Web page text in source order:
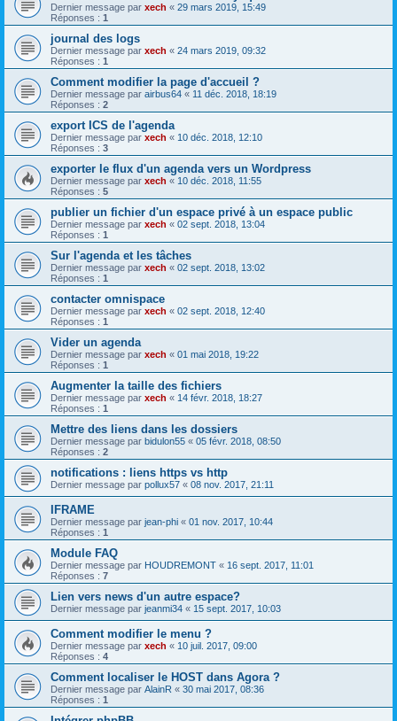
Dernier message par xech « 29 mars 2019, 15:49
Réponses : 1
journal des logs
Dernier message par xech « 24 mars 2019, 09:32
Réponses : 1
Comment modifier la page d'accueil ?
Dernier message par airbus64 « 11 déc. 2018, 18:19
Réponses : 2
export ICS de l'agenda
Dernier message par xech « 10 déc. 2018, 12:10
Réponses : 3
exporter le flux d'un agenda vers un Wordpress
Dernier message par xech « 10 déc. 2018, 11:55
Réponses : 5
publier un fichier d'un espace privé à un espace public
Dernier message par xech « 02 sept. 2018, 13:04
Réponses : 1
Sur l'agenda et les tâches
Dernier message par xech « 02 sept. 2018, 13:02
Réponses : 1
contacter omnispace
Dernier message par xech « 02 sept. 2018, 12:40
Réponses : 1
Vider un agenda
Dernier message par xech « 01 mai 2018, 19:22
Réponses : 1
Augmenter la taille des fichiers
Dernier message par xech « 14 févr. 2018, 18:27
Réponses : 1
Mettre des liens dans les dossiers
Dernier message par bidulon55 « 05 févr. 2018, 08:50
Réponses : 2
notifications : liens https vs http
Dernier message par pollux57 « 08 nov. 2017, 21:11
IFRAME
Dernier message par jean-phi « 01 nov. 2017, 10:44
Réponses : 1
Module FAQ
Dernier message par HOUDREMONT « 16 sept. 2017, 11:01
Réponses : 7
Lien vers news d'un autre espace?
Dernier message par jeanmi34 « 15 sept. 2017, 10:03
Comment modifier le menu ?
Dernier message par xech « 10 juil. 2017, 09:00
Réponses : 4
Comment localiser le HOST dans Agora ?
Dernier message par AlainR « 30 mai 2017, 08:36
Réponses : 1